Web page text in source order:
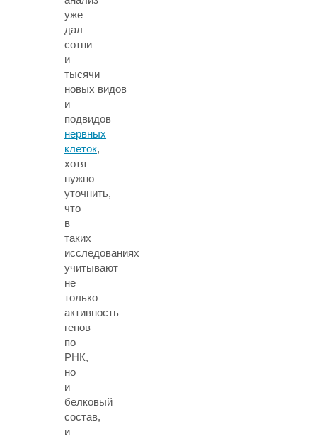
уже
дал
сотни
и
тысячи
новых видов
и
подвидов
нервных
клеток,
хотя
нужно
уточнить,
что
в
таких
исследованиях
учитывают
не
только
активность
генов
по
РНК,
но
и
белковый
состав,
и